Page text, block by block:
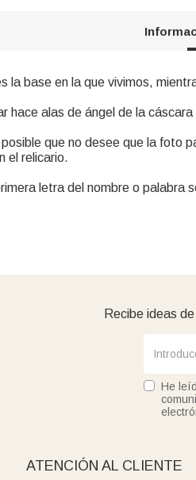
la base en la que vivimos,
hace alas de ángel de la
que no desee que la foto
el relicario.
letra del nombre o palabra
Recibe ideas
He
ATENCIÓN AL CLIENTE